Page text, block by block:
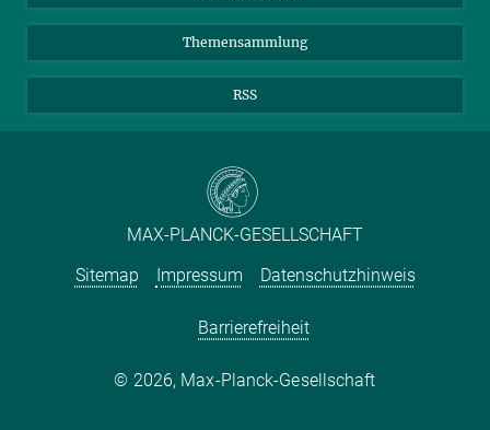
Themensammlung
RSS
MAX-PLANCK-GESELLSCHAFT
Sitemap
Impressum Datenschutzhinweis
Barrierefreiheit
2026, Max-Planck-Gesellschaft